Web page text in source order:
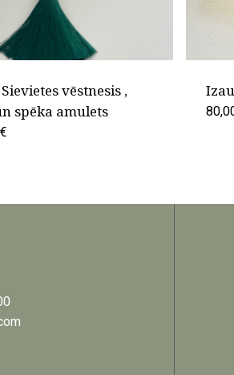
vēstnesis ,
spēka amulets
€